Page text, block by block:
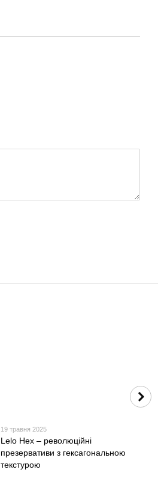
19 травня 2025
Lelo Hex – революційні
презервативи з гексагональною
текстурою